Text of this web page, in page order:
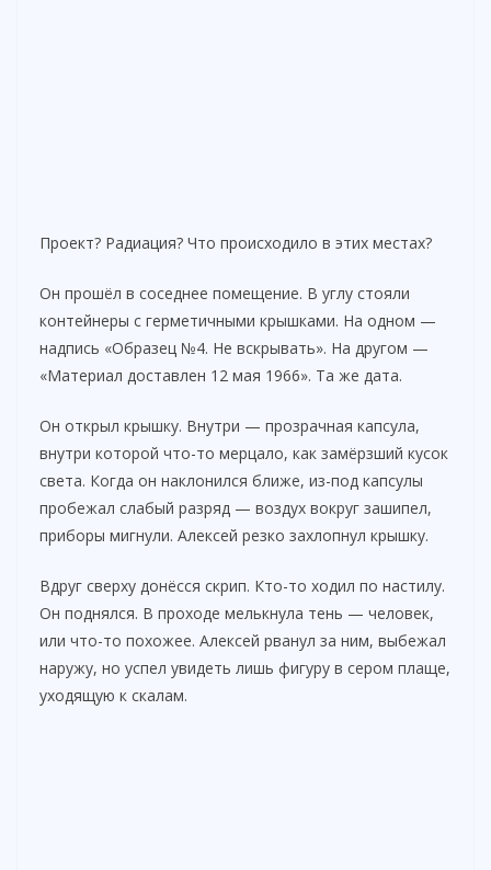
Проект? Радиация? Что происходило в этих местах?
Он прошёл в соседнее помещение. В углу стояли
контейнеры с герметичными крышками. На одном —
надпись «Образец №4. Не вскрывать». На другом —
«Материал доставлен 12 мая 1966». Та же дата.
Он открыл крышку. Внутри — прозрачная капсула,
внутри которой что-то мерцало, как замёрзший кусок
света. Когда он наклонился ближе, из-под капсулы
пробежал слабый разряд — воздух вокруг зашипел,
приборы мигнули. Алексей резко захлопнул крышку.
Вдруг сверху донёсся скрип. Кто-то ходил по настилу.
Он поднялся. В проходе мелькнула тень — человек,
или что-то похожее. Алексей рванул за ним, выбежал
наружу, но успел увидеть лишь фигуру в сером плаще,
уходящую к скалам.